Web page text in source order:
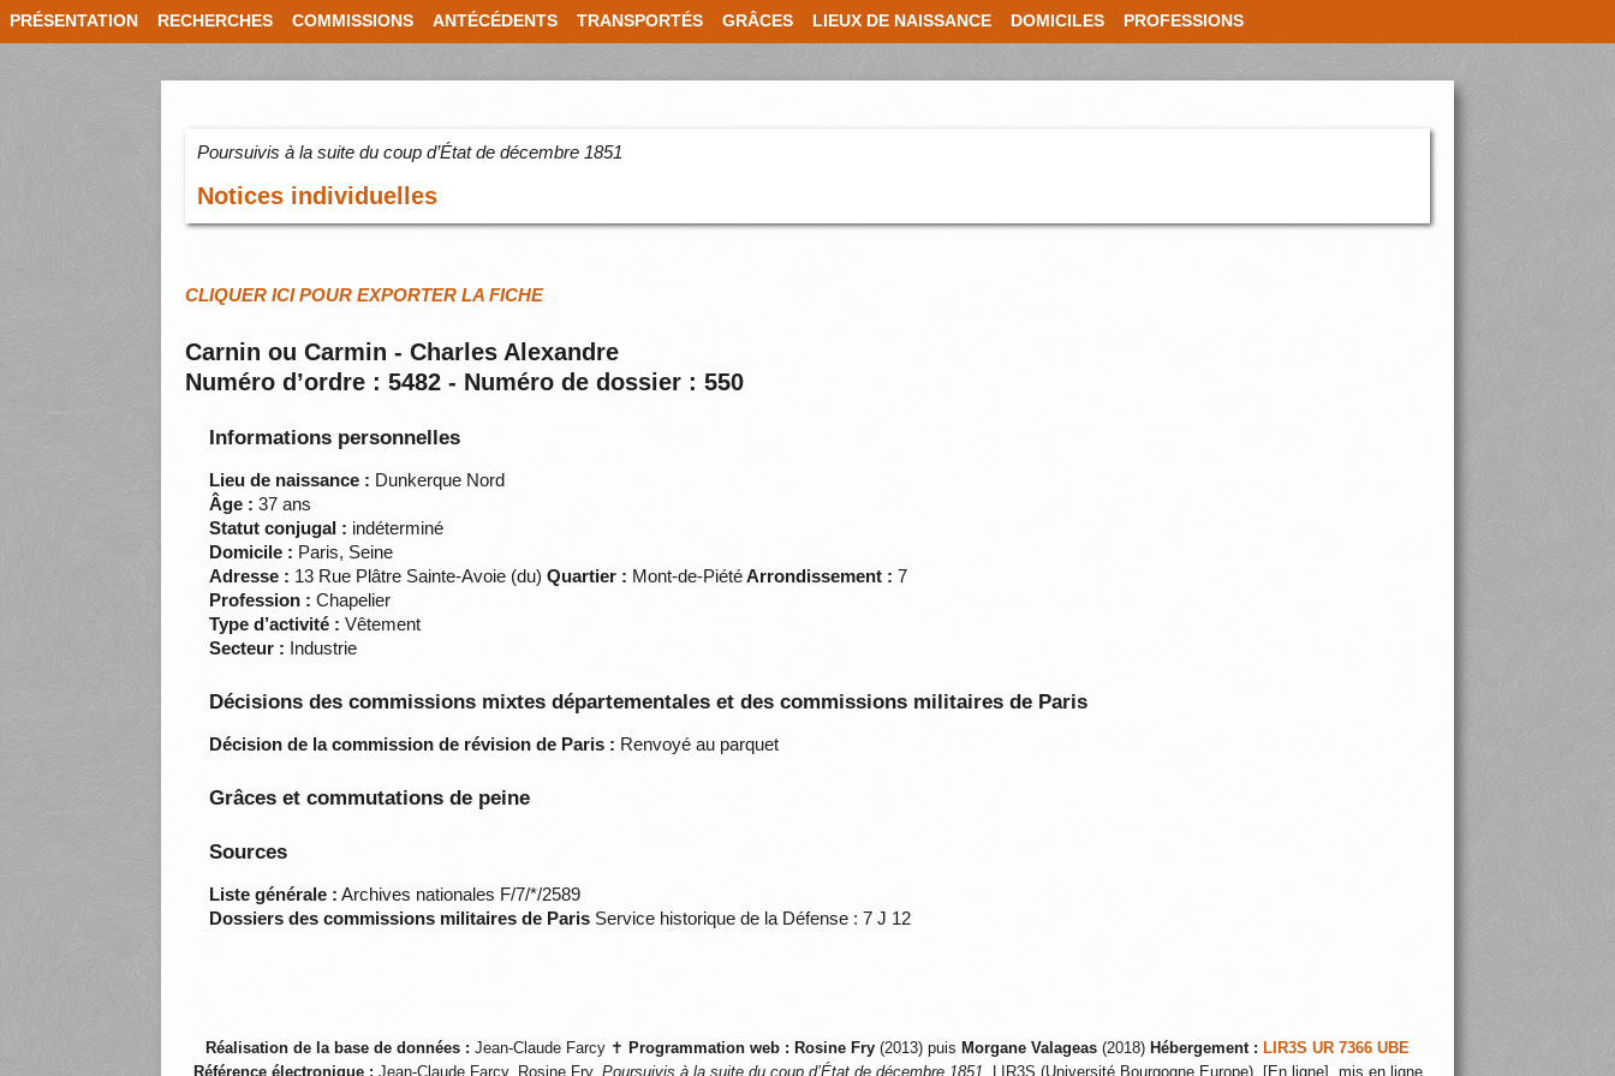
PRÉSENTATION RECHERCHES COMMISSIONS ANTÉCÉDENTS TRANSPORTÉS GRÂCES LIEUX DE NAISSANCE DOMICILES PROFESSIONS
Poursuivis à la suite du coup d’État de décembre 1851
Notices individuelles
CLIQUER ICI POUR EXPORTER LA FICHE
Carnin ou Carmin - Charles Alexandre
Numéro d’ordre : 5482 - Numéro de dossier : 550
Informations personnelles
Lieu de naissance : Dunkerque Nord
Âge : 37 ans
Statut conjugal : indéterminé
Domicile : Paris, Seine
Adresse : 13 Rue Plâtre Sainte-Avoie (du)Quartier : Mont-de-PiétéArrondissement : 7
Profession : Chapelier
Type d’activité : Vêtement
Secteur : Industrie
Décisions des commissions mixtes départementales et des commissions militaires de Paris
Décision de la commission de révision de Paris : Renvoyé au parquet
Grâces et commutations de peine
Sources
Liste générale : Archives nationales F/7/*/2589
Dossiers des commissions militaires de Paris Service historique de la Défense : 7 J 12
Réalisation de la base de données : Jean-Claude Farcy ✝ Programmation web : Rosine Fry (2013) puis Morgane Valageas (2018) Hébergement : LIR3S UR 7366 UBE
Référence électronique : Jean-Claude Farcy, Rosine Fry, Poursuivis à la suite du coup d’État de décembre 1851 , LIR3S (Université Bourgogne Europe), [En ligne], mis en ligne